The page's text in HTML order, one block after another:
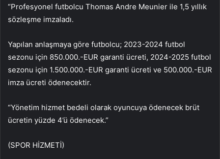
“Profesyonel futbolcu Thomas Andre Meunier ile 1,5 yıllık
sözleşme imzaladı.
Yapılan anlaşmaya göre futbolcu; 2023-2024 futbol
sezonu için 850.000.-EUR garanti ücreti, 2024-2025 futbol
sezonu için 1.500.000.-EUR garanti ücreti ve 500.000.-EUR
imza ücreti ödenecektir.
“Yönetim hizmet bedeli olarak oyuncuya ödenecek brüt
ücretin yüzde 4’ü ödenecek.”
(SPOR HİZMETİ)